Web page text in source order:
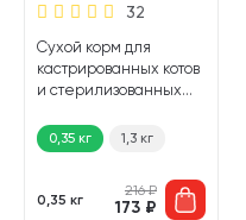
32
Сухой корм для
кастрированных котов
и стерилизованных
говядина (0,35 кг)
0,35 кг 1,3 кг
0,35 кг
216₽
173 ₽